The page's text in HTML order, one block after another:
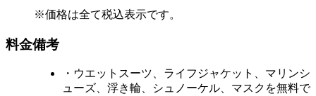
※価格は全て税込表示です。
料金備考
・ウエットスーツ、ライフジャケット、マリンシ
ューズ、浮き輪、シュノーケル、マスクを無料で